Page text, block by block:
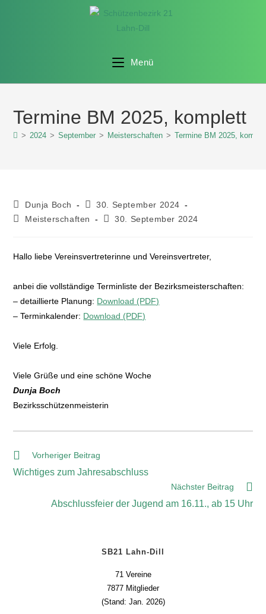
Menü
Termine BM 2025, komplett
> 2024 > September > Meisterschaften > Termine BM 2025,
Dunja Boch
30. September 2024
Meisterschaften
30. September 2024
Hallo liebe Vereinsvertreterinne und Vereinsvertreter,
anbei die vollständige Terminliste der Bezirksmeisterschaften:
– detaillierte Planung: Download (PDF)
– Terminkalender: Download (PDF)
Viele Erfolg.
Viele Grüße und eine schöne Woche
Dunja Boch
Bezirksschützenmeisterin
Vorheriger Beitrag
Wichtiges zum Jahresabschluss
Nächster Beitrag
Abschlussfeier der Jugend am 16.11., ab 15 Uhr
SB21 Lahn-Dill
71 Vereine
7877 Mitglieder
(Stand: Jan. 2026)